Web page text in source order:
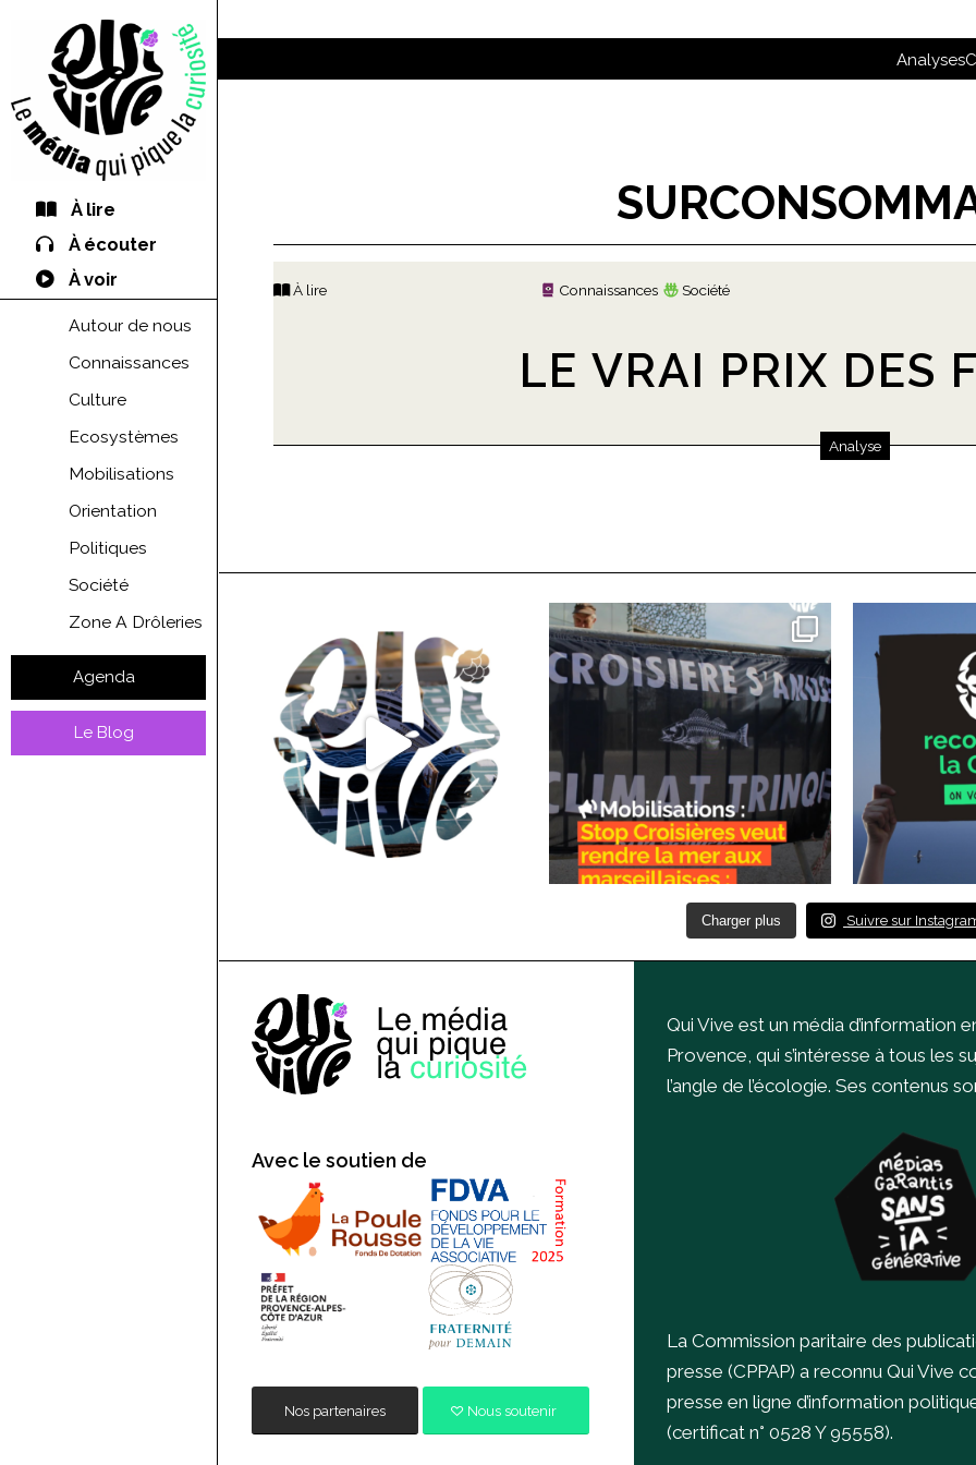
Analyses
À lire
À écouter
À voir
Autour de nous
Connaissances
Culture
Ecosystèmes
Mobilisations
Orientation
Politiques
Société
Zone A Drôleries
Agenda
Le Blog
À lire Connaissances Société
LE VRAI PRIX DES
Analyse
Charger plus Suivre sur
Avec le soutien de
Nos partenaires Nous soutenir
Qui Vive est un média d’information
Provence, qui s’intéresse à tous les
l’angle de l’écologie. Ses contenus
La Commission paritaire des
presse (CPPAP) a reconnu Qui Vive
presse en ligne d’information
(certificat n° 0528 Y 95558).